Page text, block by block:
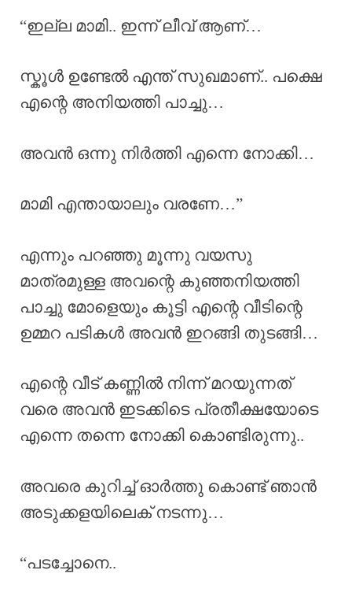
“ഇല്ല മാമി.. ഇന്ന് ലീവ് ആണ്…
സ്കൂൾ ഉണ്ടേൽ എന്ത് സുഖമാണ്.. പക്ഷെ
എന്റെ അനിയത്തി പാച്ചു…
അവൻ ഒന്നു നിർത്തി എന്നെ നോക്കി…
മാമി എന്തായാലും വരണേ…”
എന്നും പറഞ്ഞു മൂന്നു വയസു
മാത്രമുള്ള അവന്റെ കുഞ്ഞനിയത്തി
പാച്ചു മോളെയും കൂട്ടി എന്റെ വീടിന്റെ
ഉമ്മറ പടികൾ അവൻ ഇറങ്ങി തുടങ്ങി…
എന്റെ വീട് കണ്ണിൽ നിന്ന് മറയുന്നത്
വരെ അവൻ ഇടക്കിടെ പ്രതീക്ഷയോടെ
എന്നെ തന്നെ നോക്കി കൊണ്ടിരുന്നു..
അവരെ കുറിച്ച് ഓർത്തു കൊണ്ട് ഞാൻ
അടുക്കളയിലെക് നടന്നു…
“പടച്ചോനെ..